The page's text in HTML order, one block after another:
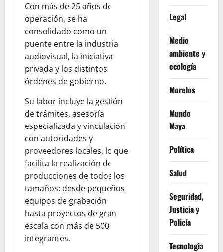
Con más de 25 años de
operación, se ha
consolidado como un
puente entre la industria
audiovisual, la iniciativa
privada y los distintos
órdenes de gobierno.
Su labor incluye la gestión
de trámites, asesoría
especializada y vinculación
con autoridades y
proveedores locales, lo que
facilita la realización de
producciones de todos los
tamaños: desde pequeños
equipos de grabación
hasta proyectos de gran
escala con más de 500
integrantes.
Legal
Medio
ambiente y
ecología
Morelos
Mundo
Maya
Política
Salud
Seguridad,
Justicia y
Policía
Tecnologia